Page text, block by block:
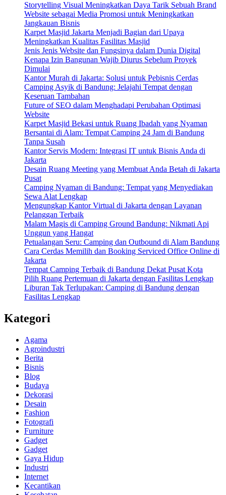
Storytelling Visual Meningkatkan Daya Tarik Sebuah Brand
Website sebagai Media Promosi untuk Meningkatkan
Jangkauan Bisnis
Karpet Masjid Jakarta Menjadi Bagian dari Upaya
Meningkatkan Kualitas Fasilitas Masjid
Jenis Jenis Website dan Fungsinya dalam Dunia Digital
Kenapa Izin Bangunan Wajib Diurus Sebelum Proyek
Dimulai
Kantor Murah di Jakarta: Solusi untuk Pebisnis Cerdas
Camping Asyik di Bandung: Jelajahi Tempat dengan
Keseruan Tambahan
Future of SEO dalam Menghadapi Perubahan Optimasi
Website
Karpet Masjid Bekasi untuk Ruang Ibadah yang Nyaman
Bersantai di Alam: Tempat Camping 24 Jam di Bandung
Tanpa Susah
Kantor Servis Modern: Integrasi IT untuk Bisnis Anda di
Jakarta
Desain Ruang Meeting yang Membuat Anda Betah di Jakarta
Pusat
Camping Nyaman di Bandung: Tempat yang Menyediakan
Sewa Alat Lengkap
Mengungkap Kantor Virtual di Jakarta dengan Layanan
Pelanggan Terbaik
Malam Magis di Camping Ground Bandung: Nikmati Api
Unggun yang Hangat
Petualangan Seru: Camping dan Outbound di Alam Bandung
Cara Cerdas Memilih dan Booking Serviced Office Online di
Jakarta
Tempat Camping Terbaik di Bandung Dekat Pusat Kota
Pilih Ruang Pertemuan di Jakarta dengan Fasilitas Lengkap
Liburan Tak Terlupakan: Camping di Bandung dengan
Fasilitas Lengkap
Kategori
Agama
Agroindustri
Berita
Bisnis
Blog
Budaya
Dekorasi
Desain
Fashion
Fotografi
Furniture
Gadget
Gadget
Gaya Hidup
Industri
Internet
Kecantikan